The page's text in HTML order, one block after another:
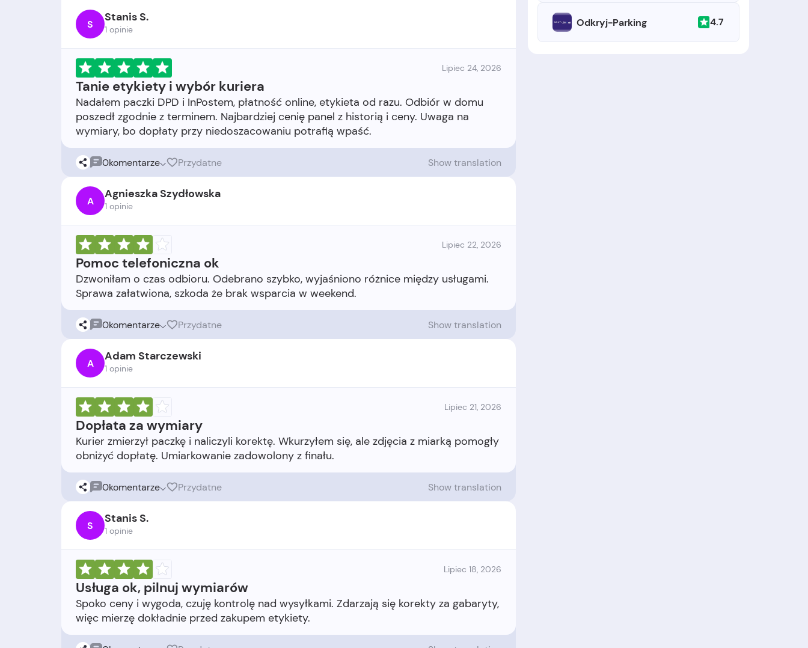
Odkryj-Parking 4.7
S Stanis S.
1 opinie
Lipiec 24, 2026
Tanie etykiety i wybór kuriera
Nadałem paczki DPD i InPostem, płatność online, etykieta od razu. Odbiór w domu
poszedł zgodnie z terminem. Najbardziej cenię panel z historią i ceny. Uwaga na
0komentarze Przydatne Show translation
A Agnieszka Szydłowska
1 opinie
Lipiec 22, 2026
Pomoc telefoniczna ok
Dzwoniłam o czas odbioru. Odebrano szybko, wyjaśniono różnice między usługami.
0komentarze Przydatne Show translation
A Adam Starczewski
1 opinie
Lipiec 21, 2026
Dopłata za wymiary
Kurier zmierzył paczkę i naliczyli korektę. Wkurzyłem się, ale zdjęcia z miarką pomogły
0komentarze Przydatne Show translation
S Stanis S.
1 opinie
Lipiec 18, 2026
Usługa ok, pilnuj wymiarów
Spoko ceny i wygoda, czuję kontrolę nad wysyłkami. Zdarzają się korekty za gabaryty,